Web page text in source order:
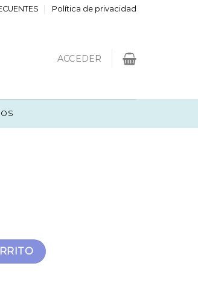
Política de privacidad
ACCEDER